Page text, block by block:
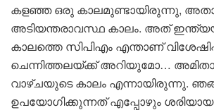
കളഞ്ഞ ഒരു കാലമുണ്ടായിരുന്നു,
അടിയന്തരാവസ്ഥ കാലം. അത്
കാലത്തെ സിപിഎം എന്താണ്
ചെന്നിത്തലയ്ക്ക് അറിയുമോ…
വാഴ്ചയുടെ കാലം എന്നായിരുന്നു.
ഉപയോഗിക്കുന്നത് എപ്പോഴും ശരിയായ